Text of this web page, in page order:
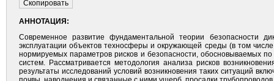
АННОТАЦИЯ:
Современное развитие фундаментальной теории безопасности
эксплуатации объектов техносферы и окружающей среды (в том
нормируемых параметров рисков и безопасности, обосновываемых
систем. Рассматривается методология анализа рисков
результаты исследований условий возникновения таких ситуаций